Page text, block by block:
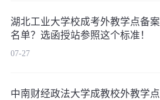
湖北工业大学校成考外教学点备案
名单？选函授站参照这个标准！
07-27
中南财经政法大学成教校外教学点